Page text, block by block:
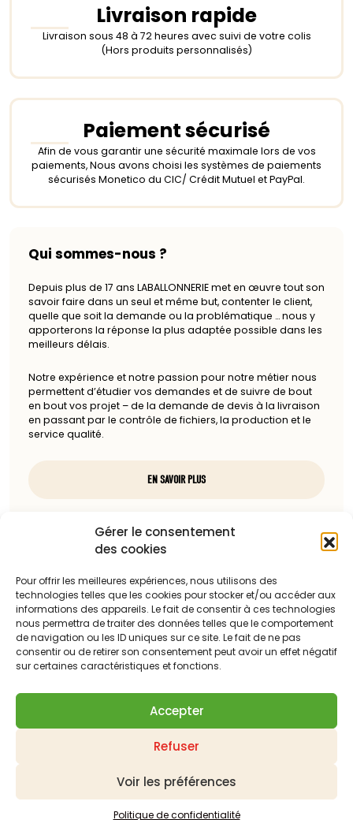
Gérer le consentement
des cookies
Pour offrir les meilleures expériences, nous utilisons des
technologies telles que les cookies pour stocker et/ou accéder aux
informations des appareils. Le fait de consentir à ces technologies
nous permettra de traiter des données telles que le comportement
de navigation ou les ID uniques sur ce site. Le fait de ne pas
consentir ou de retirer son consentement peut avoir un effet négatif
sur certaines caractéristiques et fonctions.
Accepter
Refuser
Voir les préférences
Politique de confidentialité
Livraison rapide
Livraison sous 48 à 72 heures avec suivi de votre colis
(Hors produits personnalisés)
Paiement sécurisé
Afin de vous garantir une sécurité maximale lors de vos
paiements, Nous avons choisi les systèmes de paiements
sécurisés Monetico du CIC/ Crédit Mutuel et PayPal.
Qui sommes-nous ?
Depuis plus de 17 ans LABALLONNERIE met en œuvre tout son
savoir faire dans un seul et même but, contenter le client,
quelle que soit la demande ou la problématique … nous y
apporterons la réponse la plus adaptée possible dans les
meilleurs délais.
Notre expérience et notre passion pour notre métier nous
permettent d’étudier vos demandes et de suivre de bout
en bout vos projet – de la demande de devis à la livraison
en passant par le contrôle de fichiers, la production et le
service qualité.
EN SAVOIR PLUS
Nous contacter
85100 Les Sables-d'Olonne
Téléphone :
06 13 23 67 88
Adresse mail :
Les derniers produits mis en ligne
Suivi de vos commandes
Mentions légales
Plan du site